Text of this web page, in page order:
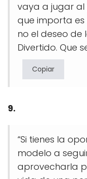
vaya a jugar al
que importa es
no el deseo de
Divertido. Que
Copiar
9.
“Si tienes la
modelo a
aprovecharla